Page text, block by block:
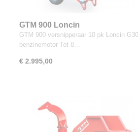
GTM 900 Loncin
GTM 900 versnipperaar 10 pk Loncin
benzinemotor Tot 8…
€ 2.995,00